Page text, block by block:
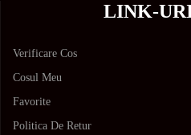
LINK-
Verificare Cos
Cosul Meu
Favorite
Politica De Retur